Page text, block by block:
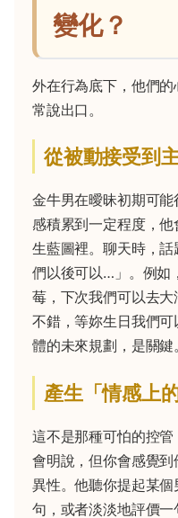
變化？
外在行為底下，他們
常說出口。
從被動接受到
金牛男在曖昧初期可
感積累到一定程度，
生藍圖裡。聊天時，
們以後可以…」。例如
莓，下次我們可以去
不錯，等妳生日我們
體的未來規劃，是關鍵
產生「情感上
這不是那種可怕的控
會明說，但你會感覺
異性。他聽你提起某
句，或者淡淡地評價